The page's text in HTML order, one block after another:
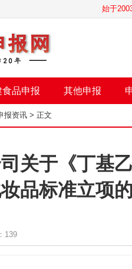
始于
食品申报 其他申报
报资讯 > 正文
关于《丁基
品标准立项
139